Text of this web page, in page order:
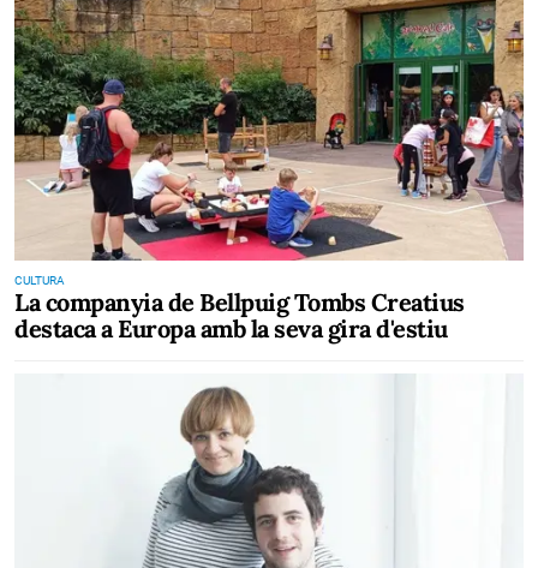
CULTURA
La companyia de Bellpuig Tombs Creatius
destaca a Europa amb la seva gira d'estiu